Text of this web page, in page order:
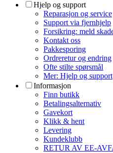
Hjelp og support
Reparasjon og service
Support via fjernhjelp
Forsikring: meld
Kontakt oss
Pakkesporing
Ordreretur og endring
Ofte stilte spørsmål
Mer: Hjelp og support
Informasjon
Finn butikk
Betalingsalternativ
Gavekort
Klikk & hent
Levering
Kundeklubb
RETUR AV EE-